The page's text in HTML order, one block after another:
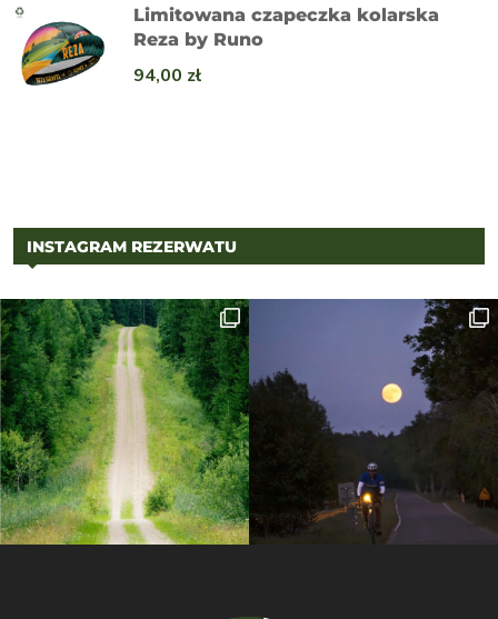
Limitowana czapeczka kolarska
Reza by Runo
94,00 zł
INSTAGRAM REZERWATU